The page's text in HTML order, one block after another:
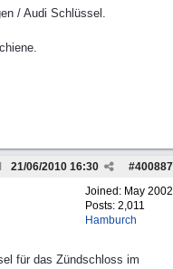
/ Audi Schlüssel.
#400887
21/06/2010 16:30
Joined: May 2002
Posts: 2,011
Hamburch
für das Zündschloss im